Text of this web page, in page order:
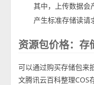
其中，上传数据会
产生标准存储读请
资源包价格：存
可以通过购买存储包来
文腾讯云百科整理COS